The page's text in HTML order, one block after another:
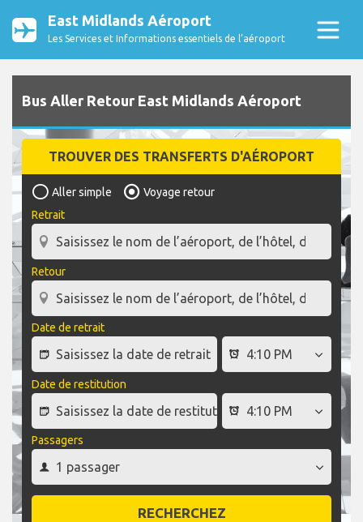
East Midlands Aéroport
Les Services et Informations essentiels de l’aéroport
Bus Aller Retour East Midlands Aéroport
TROUVER DES TRANSFERTS D'AÉROPORT
Aller simple
Voyage retour
Retrait
Retour
Date de retrait
Date de restitution
Passagers
RECHERCHEZ